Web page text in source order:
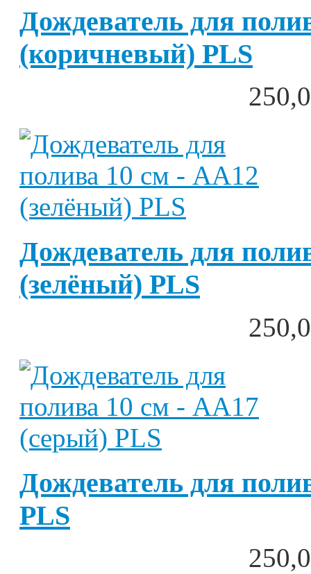
Дождеватель для
(коричневый) PLS
Дождеватель для
(зелёный) PLS
Дождеватель для
PLS